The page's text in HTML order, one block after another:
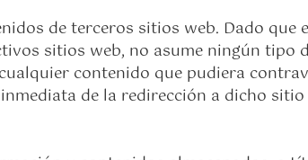
de terceros sitios web. Dado que
sitios web, no asume ningún tipo
contenido que pudiera
de la redirección a dicho